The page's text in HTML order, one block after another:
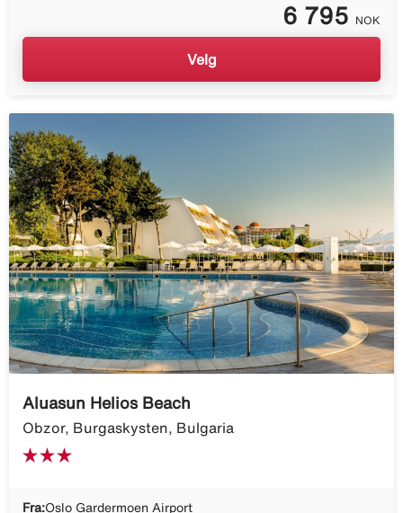
6 795 NOK
Velg
Aluasun Helios Beach
Obzor, Burgaskysten, Bulgaria
Fra:Oslo Gardermoen Airport